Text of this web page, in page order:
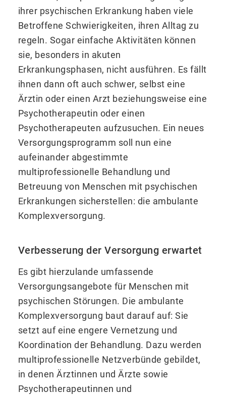
ihrer psychischen Erkrankung haben viele
Betroffene Schwierigkeiten, ihren Alltag zu
regeln. Sogar einfache Aktivitäten können
sie, besonders in akuten
Erkrankungsphasen, nicht ausführen. Es fällt
ihnen dann oft auch schwer, selbst eine
Ärztin oder einen Arzt beziehungsweise eine
Psychotherapeutin oder einen
Psychotherapeuten aufzusuchen. Ein neues
Versorgungsprogramm soll nun eine
aufeinander abgestimmte
multiprofessionelle Behandlung und
Betreuung von Menschen mit psychischen
Erkrankungen sicherstellen: die ambulante
Komplexversorgung.
Verbesserung der Versorgung erwartet
Es gibt hierzulande umfassende
Versorgungsangebote für Menschen mit
psychischen Störungen. Die ambulante
Komplexversorgung baut darauf auf: Sie
setzt auf eine engere Vernetzung und
Koordination der Behandlung. Dazu werden
multiprofessionelle Netzverbünde gebildet,
in denen Ärztinnen und Ärzte sowie
Psychotherapeutinnen und